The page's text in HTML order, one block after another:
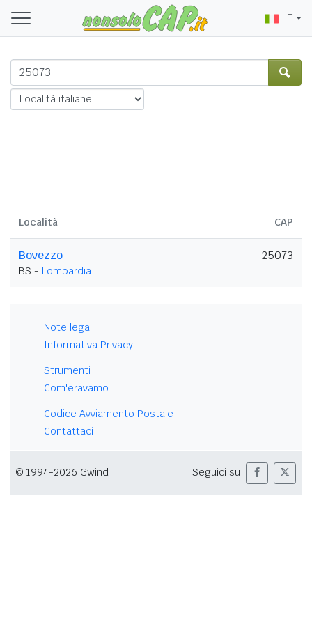
IT
Località CAP
Bovezzo
BS - Lombardia
25073
Note legali
Informativa Privacy
Strumenti
Com'eravamo
Codice Avviamento Postale
Contattaci
© 1994-2026 Gwind Seguici su